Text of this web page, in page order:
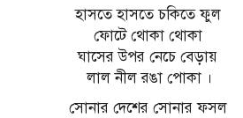
হাসতে হাসতে চকিতে ফুল
ফোটে থোকা থোকা
ঘাসের উপর নেচে বেড়ায়
‌‌ লাল নীল রঙা পোকা ।
সোনার দেশের সোনার ফসল